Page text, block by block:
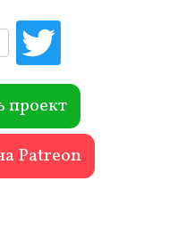
r
проект
Patreon